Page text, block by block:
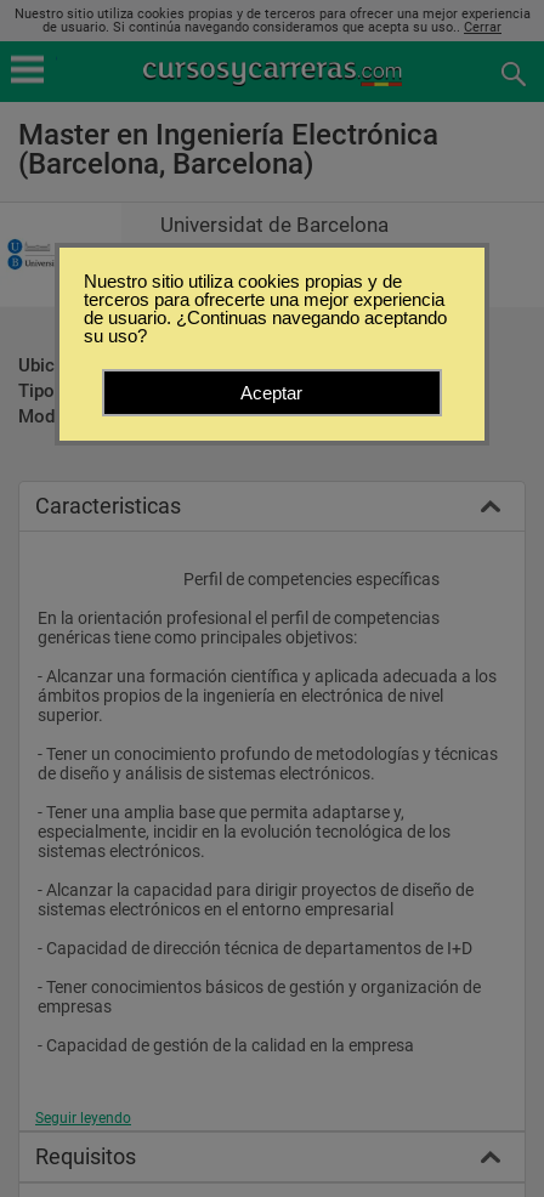
Nuestro sitio utiliza cookies propias y de terceros para ofrecer una mejor experiencia
de usuario. Si continúa navegando consideramos que acepta su uso.. Cerrar
Master en Ingeniería Electrónica
(Barcelona, Barcelona)
Universidat de Barcelona
Ubicación:
Barcelona - Barcelona
Tipo:
Modalidad:
Presencial
Caracteristicas
					Perfil de competencies específicas
En la orientación profesional el perfil de competencias
genéricas tiene como principales objetivos:
- Alcanzar una formación científica y aplicada adecuada a los
ámbitos propios de la ingeniería en electrónica de nivel
superior.
- Tener un conocimiento profundo de metodologías y técnicas
de diseño y análisis de sistemas electrónicos.
- Tener una amplia base que permita adaptarse y,
especialmente, incidir en la evolución tecnológica de los
sistemas electrónicos.
- Alcanzar la capacidad para dirigir proyectos de diseño de
sistemas electrónicos en el entorno empresarial
- Capacidad de dirección técnica de departamentos de I+D
- Tener conocimientos básicos de gestión y organización de
empresas
- Capacidad de gestión de la calidad en la empresa
En la orientación profesional el perfil de competencias
Seguir leyendo
Requisitos
Nuestro sitio utiliza cookies propias y de
terceros para ofrecerte una mejor experiencia
de usuario. ¿Continuas navegando aceptando
su uso?
Aceptar